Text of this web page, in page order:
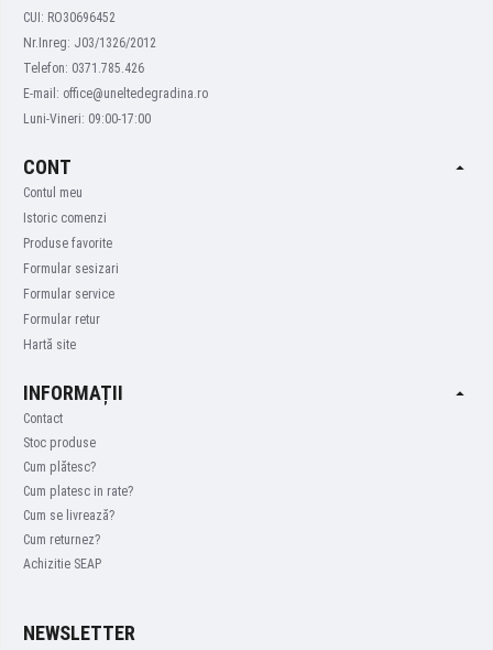
CUI: RO30696452
Nr.Inreg: J03/1326/2012
Telefon: 0371.785.426
E-mail: office@uneltedegradina.ro
Luni-Vineri: 09:00-17:00
CONT
Contul meu
Istoric comenzi
Produse favorite
Formular sesizari
Formular service
Formular retur
Hartă site
INFORMAȚII
Contact
Stoc produse
Cum plătesc?
Cum platesc in rate?
Cum se livrează?
Cum returnez?
Achizitie SEAP
NEWSLETTER